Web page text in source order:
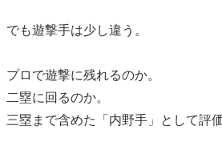
でも遊撃手は少し違う。
プロで遊撃に残れるのか。
二塁に回るのか。
三塁まで含めた「内野手」として評